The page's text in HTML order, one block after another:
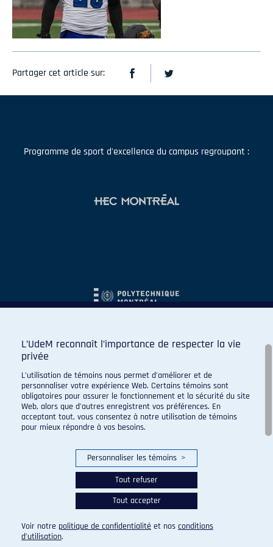
Partager cet article sur:
Programme de sport d'excellence du campus regroupant :
© 2026 Carabins de l'Université de Montréal. Tous droits
réservés.
Paramètres des témoins
L’UdeM reconnaît l’importance de respecter la vie
privée
L’utilisation de témoins nous permet d’améliorer et de
personnaliser votre expérience Web. Certains témoins sont
obligatoires pour assurer le fonctionnement et la sécurité du site
Web, alors que d’autres enregistrent vos préférences. En
acceptant tout, vous consentez à notre utilisation de témoins
pour mieux répondre à vos besoins.
Personnaliser les témoins >
Tout refuser
Tout accepter
Voir notre politique de confidentialité et nos conditions
d’utilisation.